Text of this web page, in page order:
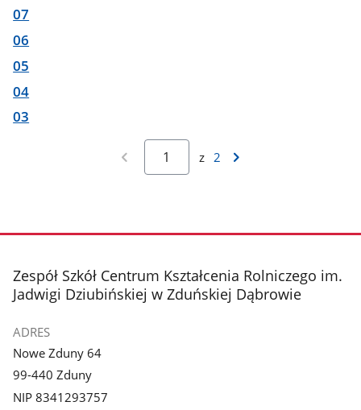
07
06
05
04
03
z 2
stopka
Zespół Szkół Centrum Kształcenia Rolniczego im.
Jadwigi Dziubińskiej w Zduńskiej Dąbrowie
ADRES
Nowe Zduny 64
99-440 Zduny
NIP 8341293757